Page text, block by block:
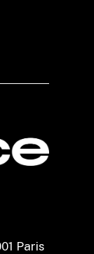
Paris